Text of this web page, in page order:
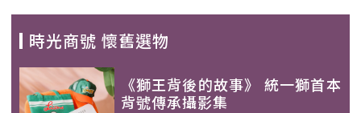
時光商號 懷舊選物
《獅王背後的故事》 統一獅首本
背號傳承攝影集